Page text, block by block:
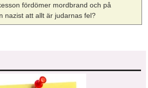
fördömer mordbrand och på
nazist att allt är judarnas fel?